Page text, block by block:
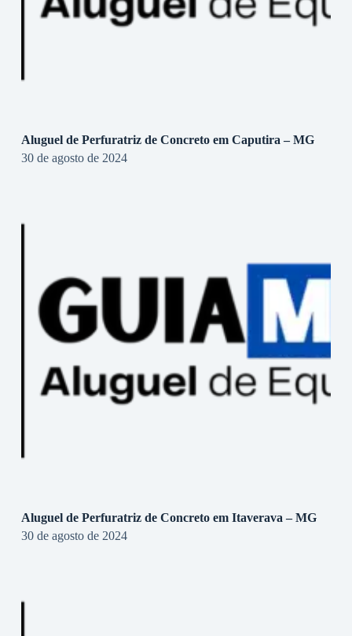
Aluguel de Perfuratriz de Concreto em Caputira – MG
30 de agosto de 2024
Aluguel de Perfuratriz de Concreto em Itaverava – MG
30 de agosto de 2024